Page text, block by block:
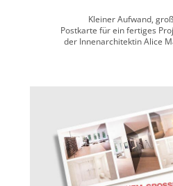
Kleiner Aufwand,
Postkarte für ein fertiges
der Innenarchitektin Alice